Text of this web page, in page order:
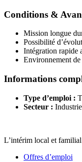
Conditions &
Mission longue
Possibilité
Intégration rapide
Environnement
Informations
Type d’emploi :
Secteur :
L’intérim local et
Offres d’emploi